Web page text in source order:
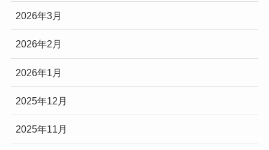
2026年3月
2026年2月
2026年1月
2025年12月
2025年11月